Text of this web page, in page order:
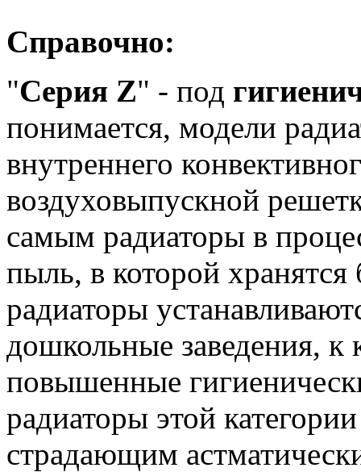
Справочно:
"Серия Z" - под
понимается, модели
внутреннего
воздуховыпускной
самым радиаторы в
пыль, в которой
радиаторы
дошкольные заведения, к
повышенные
радиаторы этой
страдающим